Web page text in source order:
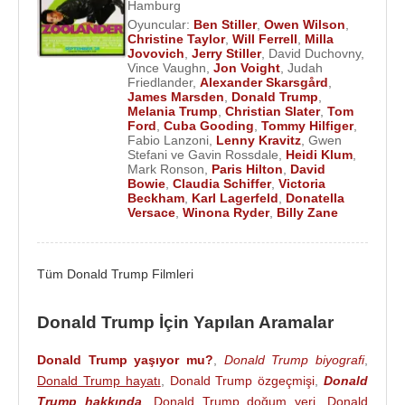
başkanı
Barack Obama
Cumhuriyetçi partiden ABD başkanlığına aday
olacağını açıkladı.Donald Trump , 8 Kasım 2016
tarihinde yapılacak olan başkanlık seçimi için rakibi
Demokrat parti adayıHillary Clintonile yarışıyor.
ABD'de 8 Kasım2016tarihinde yapılan seçimlerin
sonucuna göreABD 'nin 45. başkanı Donald
oldu. 20 Ocak2017tarihindeBarack
'dan görevi teslim alarak göreve başladı.
aldı. Trump bu göreve
seçimleriniJoe Biden'e karşı kaybetti. 20 Ocak
2021tarihinde görevini selefiJoe Biden'e teslim
Hamburg
Oyuncular: Ben Stiller, Owen Wilson
Christine Taylor, Will Ferrell
Milla
Jovovich Jerry Stiller, David Duchovny,
Vince Vaughn Jon Voight Judah
Friedlander, Alexander Skarsgård
James Marsden
Donald Trump
Melania Trump Christian Slater, Tom
Ford Cuba Gooding Tommy Hilfiger,
Fabio Lanzoni Lenny Kravitz Gwen
Stefani ve Gavin Rossdale
Heidi Klum
Mark Ronson
Paris Hilton
David
Bowie Claudia Schiffer, Victoria
Beckham Karl Lagerfeld
Donatella
Versace Winona Ryder, Billy Zane
Tüm Donald Trump Filmleri
Donald Trump İçin Yapılan Aramalar
Donald Trump yaşıyor mu? Donald Trump biyografi,
Donald Trump hayatı
Donald Trump özgeçmişi ,Donald
Trump hakkında
Donald Trump doğum yeri
Donald